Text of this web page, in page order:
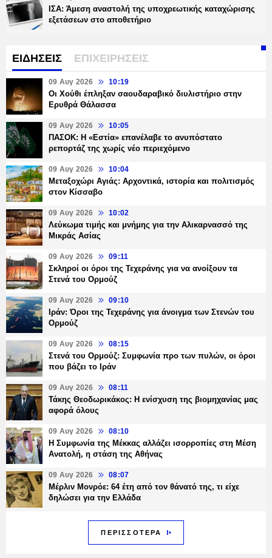
ΙΣΑ: Άμεση αναστολή της υποχρεωτικής καταχώρισης
εξετάσεων στο αποθετήριο
ΕΙΔΗΣΕΙΣ ΕΠΙΧΕΙΡΗΣΕΙΣ
09 Αυγ 2026 10:19
Οι Χούθι έπληξαν σαουδαραβικό διυλιστήριο στην
Ερυθρά Θάλασσα
09 Αυγ 2026 10:05
ΠΑΣΟΚ: Η «Εστία» επανέλαβε το ανυπόστατο
ρεπορτάζ της χωρίς νέο περιεχόμενο
09 Αυγ 2026 10:04
Μεταξοχώρι Αγιάς: Αρχοντικά, ιστορία και πολιτισμός
στον Κίσσαβο
09 Αυγ 2026 10:02
Λεύκωμα τιμής και μνήμης για την Αλικαρνασσό της
Μικράς Ασίας
09 Αυγ 2026 09:11
Σκληροί οι όροι της Τεχεράνης για να ανοίξουν τα
Στενά του Ορμούζ
09 Αυγ 2026 09:10
Ιράν: Όροι της Τεχεράνης για άνοιγμα των Στενών του
Ορμούζ
09 Αυγ 2026 08:15
Στενά του Ορμούζ: Συμφωνία προ των πυλών, οι όροι
που βάζει το Ιράν
09 Αυγ 2026 08:11
Τάκης Θεοδωρικάκος: Η ενίσχυση της βιομηχανίας μας
αφορά όλους
09 Αυγ 2026 08:10
Η Συμφωνία της Μέκκας αλλάζει ισορροπίες στη Μέση
Ανατολή, η στάση της Αθήνας
09 Αυγ 2026 08:07
Μέρλιν Μονρόε: 64 έτη από τον θάνατό της, τι είχε
δηλώσει για την Ελλάδα
ΠΕΡΙΣΣΟΤΕΡΑ